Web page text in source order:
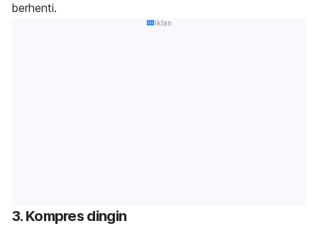
berhenti.
Iklan
3. Kompres dingin